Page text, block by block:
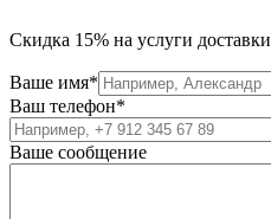
Скидка 15% на услуги доставки
Ваше имя*
Ваш телефон*
Ваше сообщение